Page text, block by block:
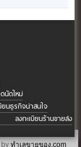
นัดใหม่
ยนธุรกิจน่าสนใจ
ลงทะเบียนร้านขายส่ง
ทำเลขายของ.com